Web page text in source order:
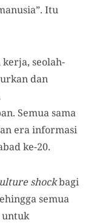
Itu
seolah-
dan
Semua sama
era informasi
ke-20.
shockbagi
semua